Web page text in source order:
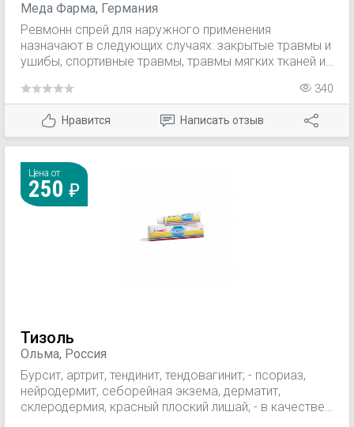
заболеваний уха, горла, носа с выраженным
болевым синдромом (фарингит, тонзиллит,
Меда Фарма, Германия
Ревмонн спрей для наружного применения
назначают в следующих случаях: закрытые травмы и
ушибы, спортивные травмы, травмы мягких тканей и
сустава, эпикондилиты, люмбаго, анкилозирующий
спондилит, тендинит, теносиновит, перитендинит.
340
Нравится Написать отзыв
Цена от
250
Тизоль
Ольма, Россия
Бурсит, артрит, тендинит, тендовагинит; - псориаз,
нейродермит, себорейная экзема, дерматит,
склеродермия, красный плоский лишай; - в качестве